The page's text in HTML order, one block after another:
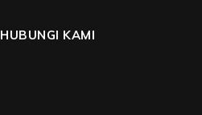
HUBUNGI KAMI